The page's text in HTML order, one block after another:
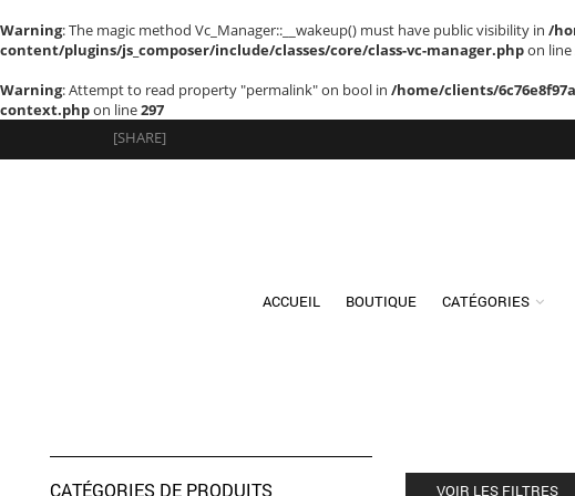
Warning: The magic method Vc_Manager::__wakeup() must have public visibility in /
content/plugins/js_composer/include/classes/core/class-vc-manager.phpon line
Warning: Attempt to read property "permalink" on bool in /home/clients/
context.phpon line297
[SHARE]
ACCUEIL BOUTIQUE CATÉGORIES
VOIR LES FILTRES
CATÉGORIES DE PRODUITS